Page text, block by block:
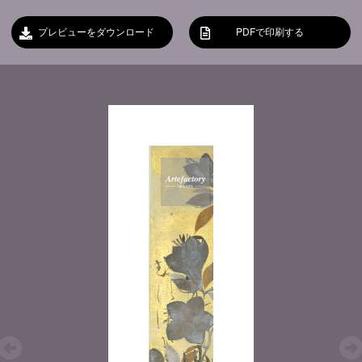
プレビューをダウンロード PDFで印刷する